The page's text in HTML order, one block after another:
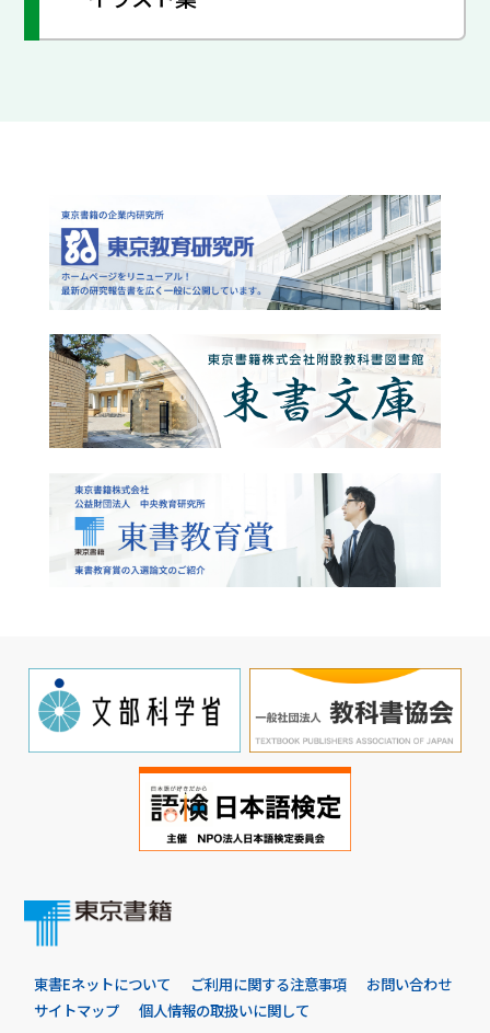
東書Eネットについて ご利用に関する注意事項
お問い合わせ
サイトマップ
個人情報の取扱いに関して